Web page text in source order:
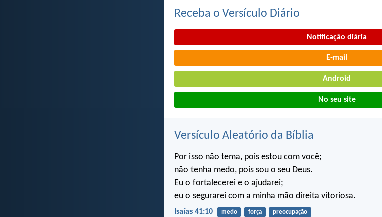
Receba o Versículo Diário
Notificação diária
E-mail
Android
No seu site
Versículo Aleatório da Bíblia
Por isso não tema, pois estou com você;
não tenha medo, pois sou o seu Deus.
Eu o fortalecerei e o ajudarei;
eu o segurarei com a minha mão direita vitoriosa.
Isaías 41:10 medo força preocupação